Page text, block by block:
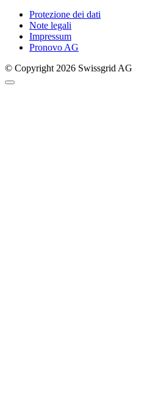
Protezione dei dati
Note legali
Impressum
Pronovo AG
© Copyright 2026 Swissgrid AG